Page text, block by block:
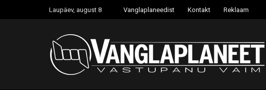
Laupäev, august 8 Vanglaplaneedist Kontakt Reklaam